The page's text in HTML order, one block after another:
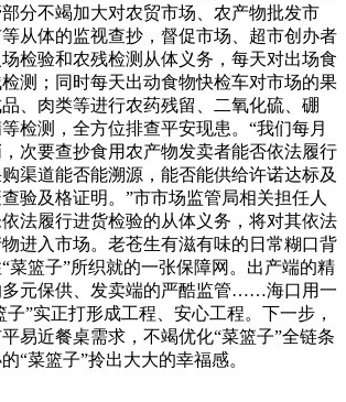
分不竭加大对农贸市场、农产物批发市
从体的监视查抄，督促市场、超市创办者
检验和农残检测从体义务，每天对出场食
测；同时每天出动食物快检车对市场的果
、肉类等进行农药残留、二氧化硫、硼
检测，全方位排查平安现患。“我们每月
次要查抄食用农产物发卖者能否依法履行
渠道能否能溯源，能否能供给许诺达标及
验及格证明。”市市场监管局相关担任人
法履行进货检验的从体义务，将对其依法
进入市场。老苍生有滋有味的日常糊口背
菜篮子”所织就的一张保障网。出产端的精
多元保供、发卖端的严酷监管……海口用一
子”实正打形成工程、安心工程。下一步，
易近餐桌需求，不竭优化“菜篮子”全链条
“菜篮子”拎出大大的幸福感。